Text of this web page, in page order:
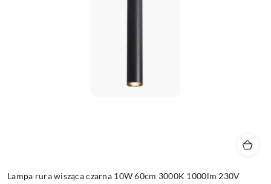
Lampa rura wisząca czarna 10W 60cm 3000K 1000lm 230V